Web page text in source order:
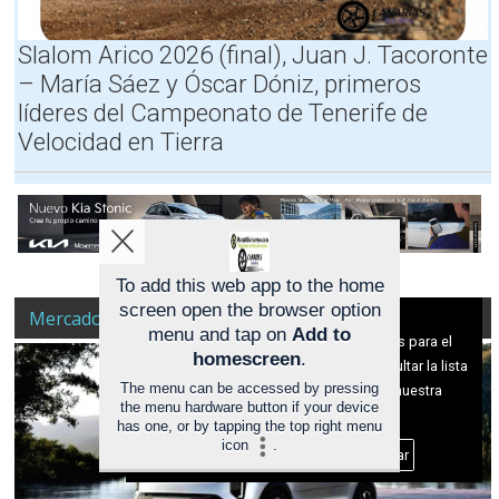
E
)
T
R
M
O
y
H
O
R
O
M
O
S
,
H
O
R
I
O
S
,
M
A
P
A
)
,
T
M
u
e
v
o
C
U
A
R
A
L
Slalom Arico 2026 (final), Juan J. Tacoronte
– María Sáez y Óscar Dóniz, primeros
líderes del Campeonato de Tenerife de
Velocidad en Tierra
Mercado Aviso sobre el Uso de cookies:
Utilizamos cookies nuestras y de terceros para el
funcionamiento del digital. Puedes consultar la lista
de cookies y como desconectarlas.Ver nuestra
Política de Privacidad y Cookies
Aceptar Cookies Personalizar
To add this web app to the home
screen open the browser option
menu and tap on Add to
homescreen.
The menu can be accessed by pressing
the menu hardware button if your device
has one, or by tapping the top right menu
icon
.